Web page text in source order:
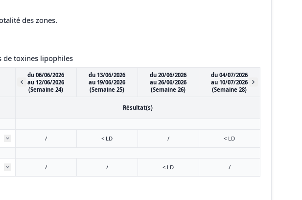
des zones.
de toxines lipophiles
du 06/06/2026
au 12/06/2026
(Semaine 24)
du 13/06/2026
au 19/06/2026
(Semaine 25)
du 20/06/2026
au 26/06/2026
(Semaine 26)
du 04/07/2026
au 10/07/2026
(Semaine 28)
Résultat(s)
/ < LD / < LD
/ / < LD /